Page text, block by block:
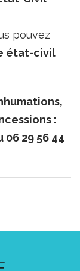
pouvez
état-civil
:
29 56 44